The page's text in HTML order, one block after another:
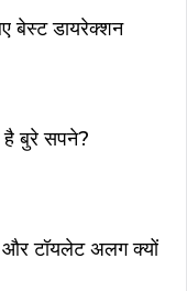
बेस्ट डायरेक्शन
बुरे सपने?
टॉयलेट अलग क्यों